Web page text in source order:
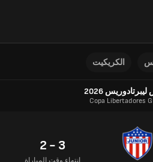
الكريكيت
2026
Copa Libertadores
3 - 2